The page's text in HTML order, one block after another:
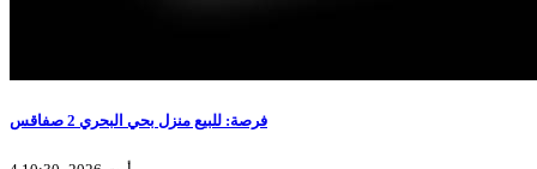
فرصة: للبيع منزل بحي البحري 2 صفاقس